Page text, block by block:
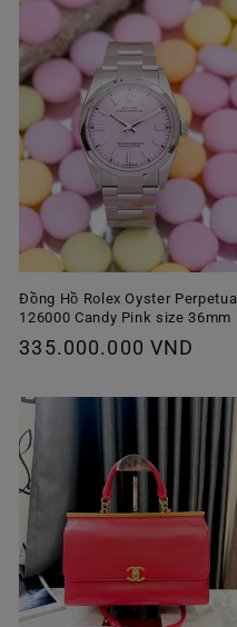
Đồng Hồ Rolex Oyster Perpetual
126000 Candy Pink size 36mm
Giá
thường
335.000.000 VND